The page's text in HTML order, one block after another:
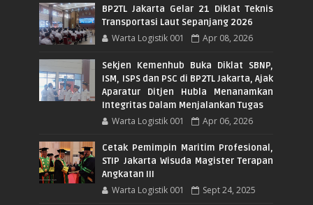
BP2TL Jakarta Gelar 21 Diklat Teknis
Transportasi Laut Sepanjang 2026
Warta Logistik 001 Apr 08, 2026
Sekjen Kemenhub Buka Diklat SBNP,
ISM, ISPS dan PSC di BP2TL Jakarta, Ajak
Aparatur Ditjen Hubla Menanamkan
Integritas Dalam Menjalankan Tugas
Warta Logistik 001 Apr 06, 2026
Cetak Pemimpin Maritim Profesional,
STIP Jakarta Wisuda Magister Terapan
Angkatan III
Warta Logistik 001 Sept 24, 2025